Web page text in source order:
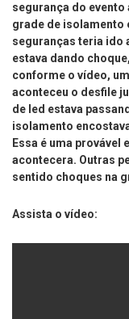
segurança do
grade de isolamento
seguranças teria ido
estava dando
conforme o vídeo,
aconteceu o desfile
de led estava
isolamento
Essa é uma provável
acontecera. Outras
sentido choques na
Assista o vídeo: